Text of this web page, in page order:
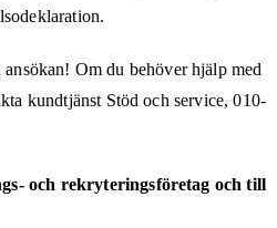
Om du behöver hjälp med
kundtjänst Stöd och service, 010-
och rekryteringsföretag och till